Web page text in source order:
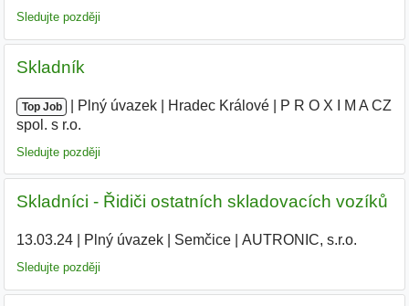
Sledujte později
Skladník
Top Job Plný úvazek Hradec Králové
P R O X I M A CZ
spol. s r.o.
Sledujte později
Skladníci - Řidiči ostatních skladovacích vozíků
13.03.24| Plný úvazek| Semčice| AUTRONIC, s.r.o.
Sledujte později